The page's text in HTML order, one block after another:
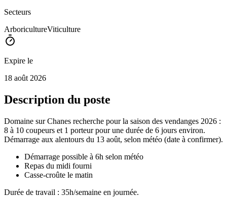
Secteurs
ArboricultureViticulture
Expire le
18 août 2026
Description du poste
Domaine sur Chanes recherche pour la saison des vendanges 2026 :
8 à 10 coupeurs et 1 porteur pour une durée de 6 jours environ.
Démarrage aux alentours du 13 août, selon météo (date à confirmer).
Démarrage possible à 6h selon météo
Repas du midi fourni
Casse-croûte le matin
Durée de travail : 35h/semaine en journée.